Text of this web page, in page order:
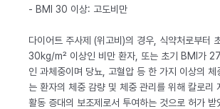
- BMI 30 이상: 고도비만
다이어트 주사제 (위고비)의 경우, 식약처로부터
30kg/m² 이상인 비만 환자, 또는 초기 BMI가
인 과체중이며 당뇨, 고혈압 등 한 가지 이상의 체
는 환자의 체중 감량 및 체중 관리를 위해 칼로리
활동 증대의 보조제로서 투여하는 것으로 허가 받